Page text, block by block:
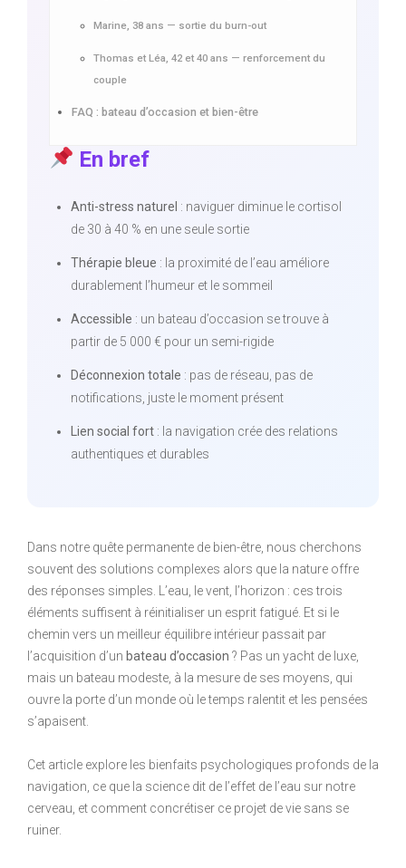
Marine, 38 ans — sortie du burn-out
Thomas et Léa, 42 et 40 ans — renforcement du
couple
FAQ : bateau d’occasion et bien-être
En bref
Anti-stress naturel : naviguer diminue le cortisol
de 30 à 40 % en une seule sortie
Thérapie bleue : la proximité de l’eau améliore
durablement l’humeur et le sommeil
Accessible : un bateau d’occasion se trouve à
partir de 5 000 € pour un semi-rigide
Déconnexion totale : pas de réseau, pas de
notifications, juste le moment présent
Lien social fort : la navigation crée des relations
authentiques et durables
Dans notre quête permanente de bien-être, nous cherchons
souvent des solutions complexes alors que la nature offre
des réponses simples. L’eau, le vent, l’horizon : ces trois
éléments suffisent à réinitialiser un esprit fatigué. Et si le
chemin vers un meilleur équilibre intérieur passait par
l’acquisition d’un bateau d’occasion ? Pas un yacht de luxe,
mais un bateau modeste, à la mesure de ses moyens, qui
ouvre la porte d’un monde où le temps ralentit et les pensées
s’apaisent.
Cet article explore les bienfaits psychologiques profonds de la
navigation, ce que la science dit de l’effet de l’eau sur notre
cerveau, et comment concrétiser ce projet de vie sans se
ruiner.